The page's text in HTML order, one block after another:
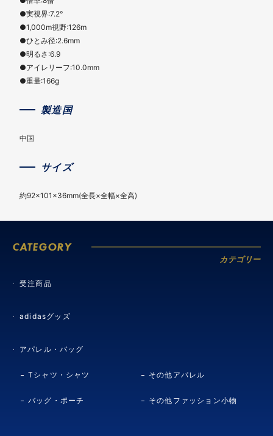
●実視界:7.2°
●1,000m視野:126m
●ひとみ径:2.6mm
●明るさ:6.9
●アイレリーフ:10.0mm
●重量:166g
製造国
中国
サイズ
約92×101×36mm(全長×全幅×全高)
CATEGORY
カテゴリー
受注商品
adidasグッズ
アパレル・バッグ
Tシャツ・シャツ その他アパレル
バッグ・ポーチ その他ファッション小物